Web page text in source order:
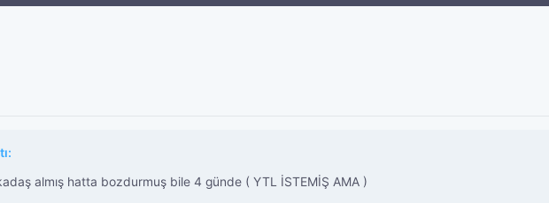
almış hatta bozdurmuş bile 4 günde ( YTL İSTEMİŞ AMA )